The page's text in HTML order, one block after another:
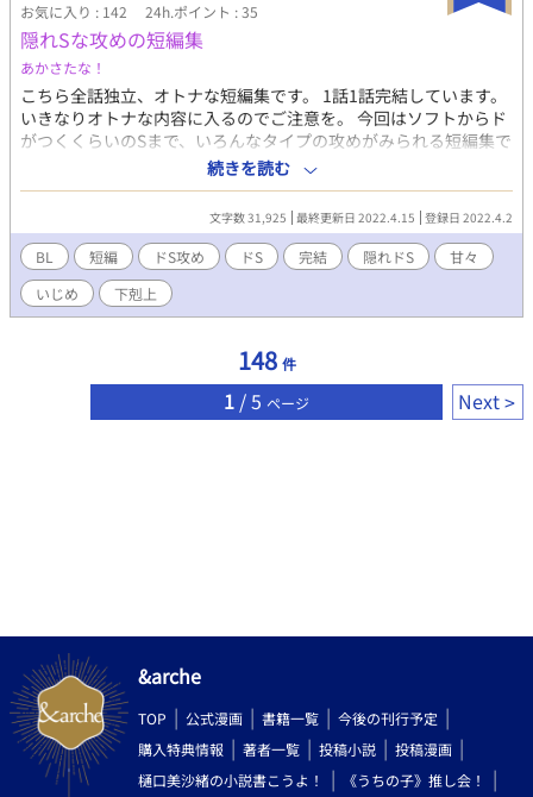
お気に入り : 142 24h.ポイント : 35
隠れSな攻めの短編集
あかさたな！
こちら全話独立、オトナな短編集です。 1話1話完結しています。
いきなりオトナな内容に入るのでご注意を。 今回はソフトからド
がつくくらいのSまで、いろんなタイプの攻めがみられる短編集で
す！隠れSとか、メガネSとか、年下Sとか…⁉︎ 【お仕置きで奥の
処女をもらう参謀】【口の中をいじめる歯医者】 【独占欲で使用
人をいじめる王様】 【無自覚Sがトイレを我慢させる】 【召喚さ
れた勇者は魔術師の性癖（ケモ耳）に巻き込まれる】 【勝手にイ
くことを許さない許嫁】 【胸の敏感なところだけでいかせたいい
じめっ子】 【自称Sをしばく女装っ子の部下】 【魔王を公開処刑
する勇者】 【酔うとエスになるカテキョ】 【虎視眈々と下剋上を
狙うヴァンパイアの眷属】 【貴族坊ちゃんの弱みを握った庶民】
完結とさせていただきます。 最後までお付き合いいただき、あり
がとうございました。 ーーーーーーーーーーーーーーーーー 前作
に ・年下攻め ・いじわるな溺愛攻め ・下剋上っぽい関係 短編集
続きを読む
文字数 31,925 最終更新日 2022.4.15 登録日 2022.4.2
BL 短編 ドS攻め ドS 完結 隠れドS
甘々
いじめ
下剋上
148 件
1 / 5 ページ Next
&arche
TOP 公式漫画 書籍一覧
今後の刊行予定
購入特典情報
著者一覧 投稿小説
投稿漫画
樋口美沙緒の小説書こうよ！
《うちの子》推し会！